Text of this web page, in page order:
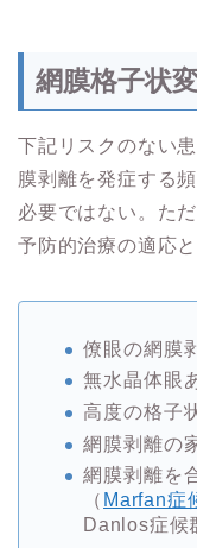
網膜格子状
下記リスクのない
膜剥離を発症する
必要ではない。た
予防的治療の適応と
僚眼の網膜
無水晶体眼
高度の格子
網膜剥離の
網膜剥離を
（ Marfan症
Danlos症候